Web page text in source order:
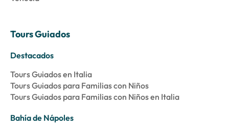
Tours Guiados
Destacados
Tours Guiados en Italia
Tours Guiados para Familias con Niños
Tours Guiados para Familias con Niños en Italia
Bahía de Nápoles